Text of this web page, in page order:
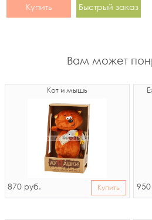
Купить Быстрый заказ
Вам может
Кот и мышь
870 руб. Купить 950